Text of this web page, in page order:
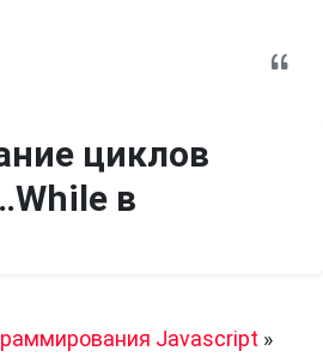
циклов
в
Javascript »